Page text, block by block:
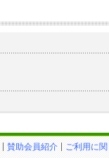
賛助会員紹介 ご利用に